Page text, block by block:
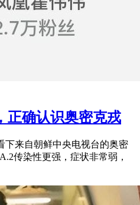
正确认识奥密克戎
下来自朝鲜中央电视台的奥密
传染性更强，症状非常弱，